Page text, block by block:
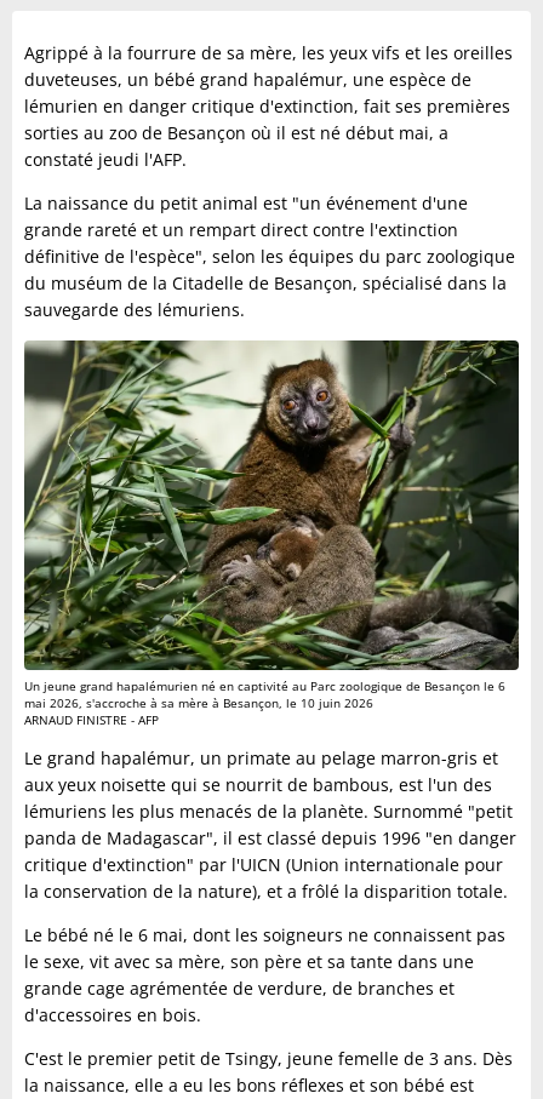
Agrippé à la fourrure de sa mère, les yeux vifs et les oreilles
duveteuses, un bébé grand hapalémur, une espèce de
lémurien en danger critique d'extinction, fait ses premières
sorties au zoo de Besançon où il est né début mai, a
constaté jeudi l'AFP.
La naissance du petit animal est "un événement d'une
grande rareté et un rempart direct contre l'extinction
définitive de l'espèce", selon les équipes du parc zoologique
du muséum de la Citadelle de Besançon, spécialisé dans la
sauvegarde des lémuriens.
Un jeune grand hapalémurien né en captivité au Parc zoologique de Besançon le 6
mai 2026, s'accroche à sa mère à Besançon, le 10 juin 2026
ARNAUD FINISTRE - AFP
Le grand hapalémur, un primate au pelage marron-gris et
aux yeux noisette qui se nourrit de bambous, est l'un des
lémuriens les plus menacés de la planète. Surnommé "petit
panda de Madagascar", il est classé depuis 1996 "en danger
critique d'extinction" par l'UICN (Union internationale pour
la conservation de la nature), et a frôlé la disparition totale.
Le bébé né le 6 mai, dont les soigneurs ne connaissent pas
le sexe, vit avec sa mère, son père et sa tante dans une
grande cage agrémentée de verdure, de branches et
d'accessoires en bois.
C'est le premier petit de Tsingy, jeune femelle de 3 ans. Dès
la naissance, elle a eu les bons réflexes et son bébé est